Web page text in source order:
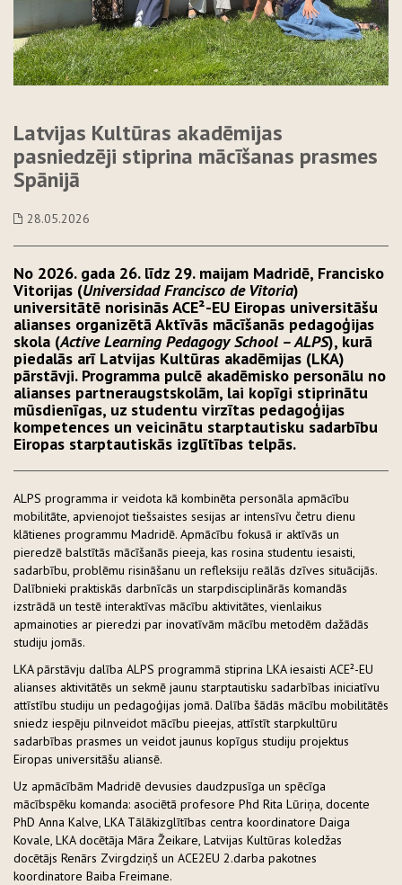
Latvijas Kultūras akadēmijas
pasniedzēji stiprina mācīšanas prasmes
Spānijā
28.05.2026
No 2026. gada 26. līdz 29. maijam Madridē, Francisko
Vitorijas (Universidad Francisco de Vitoria)
universitātē norisinās ACE²-EU Eiropas universitāšu
alianses organizētā Aktīvās mācīšanās pedagoģijas
skola (Active Learning Pedagogy School – ALPS), kurā
piedalās arī Latvijas Kultūras akadēmijas (LKA)
pārstāvji. Programma pulcē akadēmisko personālu no
alianses partneraugstskolām, lai kopīgi stiprinātu
mūsdienīgas, uz studentu virzītas pedagoģijas
kompetences un veicinātu starptautisku sadarbību
Eiropas starptautiskās izglītības telpās.
ALPS programma ir veidota kā kombinēta personāla apmācību
mobilitāte, apvienojot tiešsaistes sesijas ar intensīvu četru dienu
klātienes programmu Madridē. Apmācību fokusā ir aktīvās un
pieredzē balstītās mācīšanās pieeja, kas rosina studentu iesaisti,
sadarbību, problēmu risināšanu un refleksiju reālās dzīves situācijās.
Dalībnieki praktiskās darbnīcās un starpdisciplinārās komandās
izstrādā un testē interaktīvas mācību aktivitātes, vienlaikus
apmainoties ar pieredzi par inovatīvām mācību metodēm dažādās
studiju jomās.
LKA pārstāvju dalība ALPS programmā stiprina LKA iesaisti ACE²-EU
alianses aktivitātēs un sekmē jaunu starptautisku sadarbības iniciatīvu
attīstību studiju un pedagoģijas jomā. Dalība šādās mācību mobilitātēs
sniedz iespēju pilnveidot mācību pieejas, attīstīt starpkultūru
sadarbības prasmes un veidot jaunus kopīgus studiju projektus
Eiropas universitāšu aliansē.
Uz apmācībām Madridē devusies daudzpusīga un spēcīga
mācībspēku komanda: asociētā profesore Phd Rita Lūriņa, docente
PhD Anna Kalve, LKA Tālākizglītības centra koordinatore Daiga
Kovale, LKA docētāja Māra Žeikare, Latvijas Kultūras koledžas
docētājs Renārs Zvirgdziņš un ACE2EU 2.darba pakotnes
koordinatore Baiba Freimane.